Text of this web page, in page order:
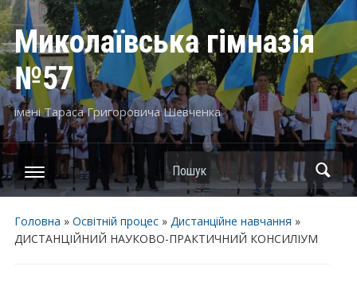
Миколаївська гімназія
№57
імені Тараса Григоровича Шевченка
Пошук
Головна » Освітній процес» Дистанційне навчання »
ДИСТАНЦІЙНИЙ НАУКОВО-ПРАКТИЧНИЙ КОНСИЛІУМ